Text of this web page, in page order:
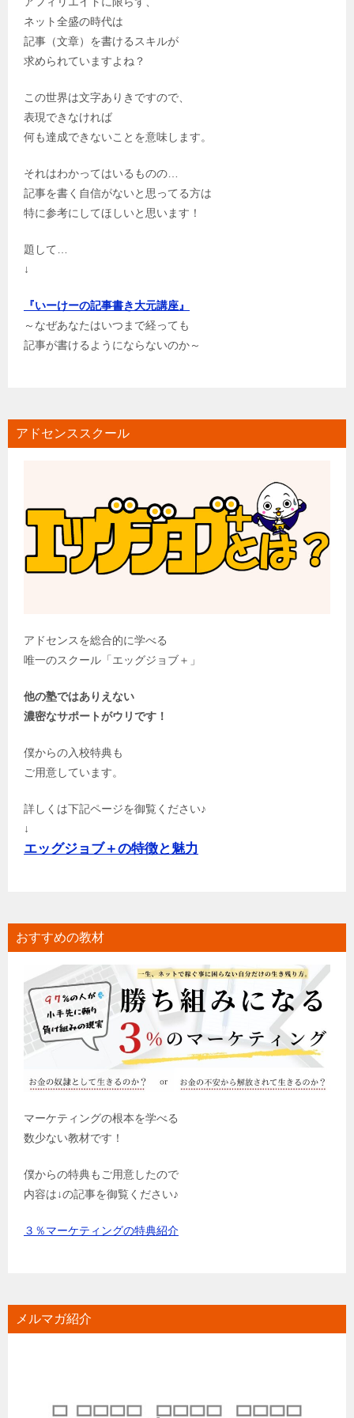
ネット全盛の時代は
記事（文章）を書けるスキルが
求められていますよね？
この世界は文字ありきですので、
表現できなければ
何も達成できないことを意味します。
それはわかってはいるものの…
記事を書く自信がないと思ってる方は
特に参考にしてほしいと思います！
題して…
↓
『いーけーの記事書き大元講座』
～なぜあなたはいつまで経っても
記事が書けるようにならないのか～
アドセンススクール
アドセンスを総合的に学べる
唯一のスクール「エッグジョブ＋」
他の塾ではありえない
濃密なサポートがウリです！
僕からの入校特典も
ご用意しています。
詳しくは下記ページを御覧ください♪
↓
エッグジョブ＋の特徴と魅力
おすすめの教材
マーケティングの根本を学べる
数少ない教材です！
僕からの特典もご用意したので
内容は↓の記事を御覧ください♪
３％マーケティングの特典紹介
メルマガ紹介